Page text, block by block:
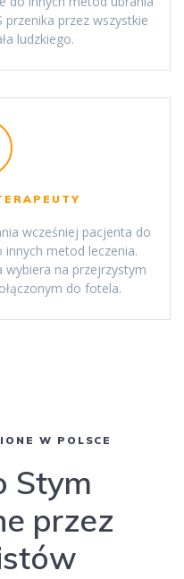
przenika przez wszystkie
ludzkiego.
wcześniej pacjenta do
metod leczenia.
na przejrzystym
do fotela.
W POLSCE
Stym
przez